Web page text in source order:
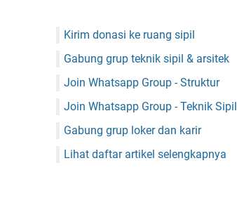
Kirim donasi ke ruang sipil
Gabung grup teknik sipil & arsitek
Join Whatsapp Group - Struktur
Join Whatsapp Group - Teknik Sipil
Gabung grup loker dan karir
Lihat daftar artikel selengkapnya